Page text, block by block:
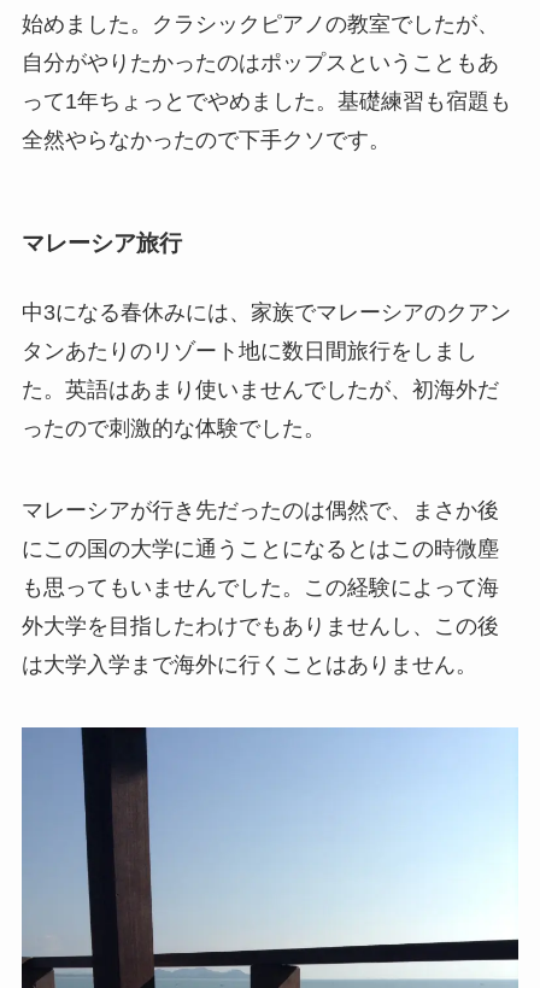
始めました。クラシックピアノの教室でしたが、
自分がやりたかったのはポップスということもあ
って1年ちょっとでやめました。基礎練習も宿題も
全然やらなかったので下手クソです。
マレーシア旅行
中3になる春休みには、家族でマレーシアのクアン
タンあたりのリゾート地に数日間旅行をしまし
た。英語はあまり使いませんでしたが、初海外だ
ったので刺激的な体験でした。
マレーシアが行き先だったのは偶然で、まさか後
にこの国の大学に通うことになるとはこの時微塵
も思ってもいませんでした。この経験によって海
外大学を目指したわけでもありませんし、この後
は大学入学まで海外に行くことはありません。